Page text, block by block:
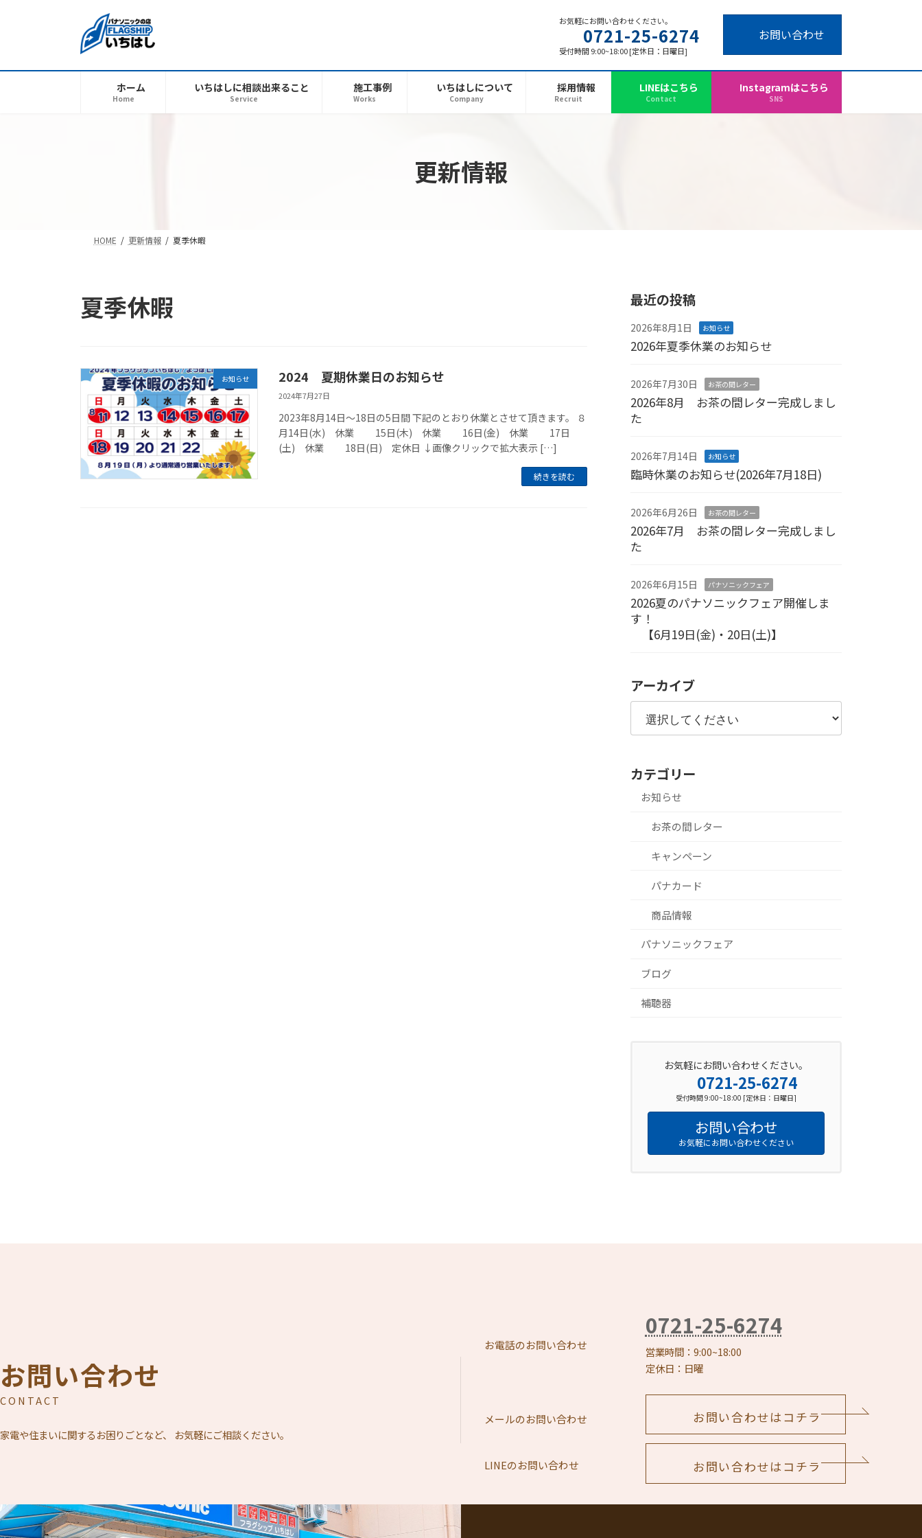
ツ
シ
お気軽にお問い合わせください。
0721-25-6274
受付時間 9:00~18:00 [定休日：日曜日]
お問い合わせ
ホーム
Home
いちはしに相談出来ること
Service
施工事例
Works
いちはしについて
Company
採用情報
Recruit
LINEはこちら
Contact
Instagramはこちら
SNS
更新情報
HOME 更新情報 夏季休暇
夏季休暇
お知らせ 2024 夏期休業日のお知らせ
2024年7月27日
2023年8月14日～18日の5日間 下記のとおり休業とさせて頂きます。 ８
月14日(水) 休業 15日(木) 休業 16日(金) 休業 17日
(土) 休業 18日(日) 定休日 ↓画像クリックで拡大表示 […]
続きを読む
最近の投稿
2026年8月1日 お知らせ
2026年夏季休業のお知らせ
2026年7月30日 お茶の間レター
2026年8月 お茶の間レター完成しまし
た
2026年7月14日 お知らせ
臨時休業のお知らせ(2026年7月18日)
2026年6月26日 お茶の間レター
2026年7月 お茶の間レター完成しまし
た
2026年6月15日 パナソニックフェア
2026夏のパナソニックフェア開催しま
す！
【6月19日(金)・20日(土)】
アーカイブ
カテゴリー
お知らせ
お茶の間レター
キャンペーン
パナカード
商品情報
パナソニックフェア
ブログ
補聴器
お気軽にお問い合わせください。
0721-25-6274
受付時間 9:00~18:00 [定休日：日曜日]
お問い合わせ
お気軽にお問い合わせください
お問い合わせ
CONTACT
家電や住まいに関するお困りごとなど、 お気軽にご相談ください。
お電話のお問い合わせ
0721-25-6274
営業時間：9:00~18:00
定休日：日曜
メールのお問い合わせ お問い合わせはコチラ
LINEのお問い合わせ お問い合わせはコチラ